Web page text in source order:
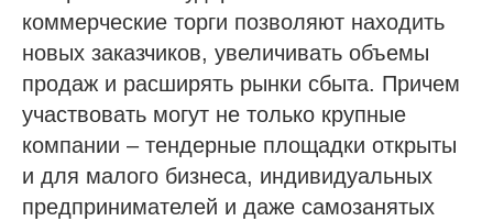
коммерческие торги позволяют находить
новых заказчиков, увеличивать объемы
продаж и расширять рынки сбыта. Причем
участвовать могут не только крупные
компании – тендерные площадки открыты
и для малого бизнеса, индивидуальных
предпринимателей и даже самозанятых